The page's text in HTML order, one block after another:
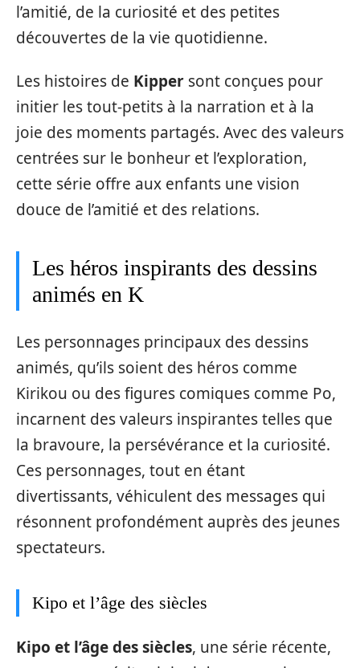
l’amitié, de la curiosité et des petites
découvertes de la vie quotidienne.
Les histoires de Kipper sont conçues pour
initier les tout-petits à la narration et à la
joie des moments partagés. Avec des valeurs
centrées sur le bonheur et l’exploration,
cette série offre aux enfants une vision
douce de l’amitié et des relations.
Les héros inspirants des dessins
animés en K
Les personnages principaux des dessins
animés, qu’ils soient des héros comme
Kirikou ou des figures comiques comme Po,
incarnent des valeurs inspirantes telles que
la bravoure, la persévérance et la curiosité.
Ces personnages, tout en étant
divertissants, véhiculent des messages qui
résonnent profondément auprès des jeunes
spectateurs.
Kipo et l’âge des siècles
Kipo et l’âge des siècles, une série récente,